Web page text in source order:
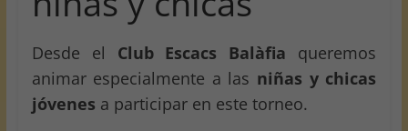
Desde el Club Escacs Balàfia queremos
animar especialmente a las niñas y chicas
jóvenes a participar en este torneo.